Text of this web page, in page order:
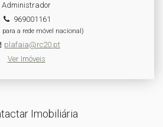
Administrador
969001161
a rede móvel nacional)
plafaia@rc20.pt
Ver Imóveis
Imobiliária